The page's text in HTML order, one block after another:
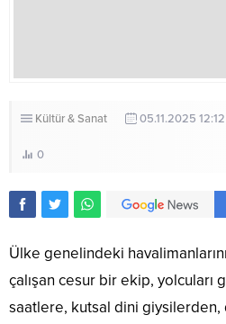
Kültür & Sanat 05.11.2025 12:12
0
Ülke genelindeki
çalışan cesur bir ekip, yolcuları
saatlere, kutsal dini giysilerden,